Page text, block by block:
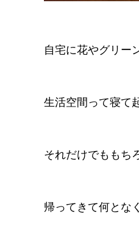
自宅に花やグリー
生活空間って寝て
それだけでももち
帰ってきて何とな